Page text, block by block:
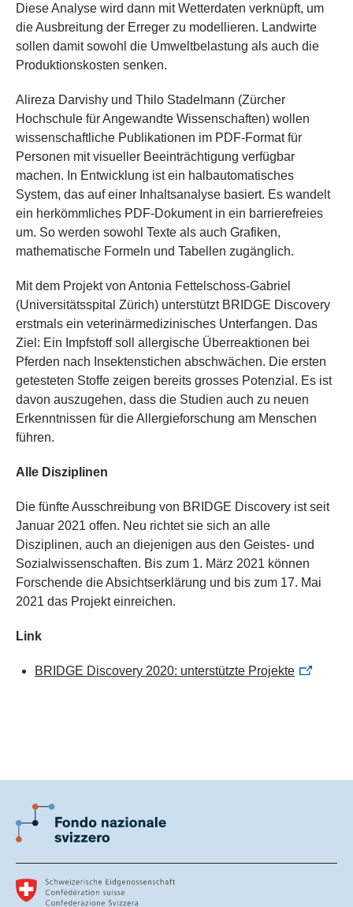
Diese Analyse wird dann mit Wetterdaten verknüpft, um
die Ausbreitung der Erreger zu modellieren. Landwirte
sollen damit sowohl die Umweltbelastung als auch die
Produktionskosten senken.
Alireza Darvishy und Thilo Stadelmann (Zürcher
Hochschule für Angewandte Wissenschaften) wollen
wissenschaftliche Publikationen im PDF-Format für
Personen mit visueller Beeinträchtigung verfügbar
machen. In Entwicklung ist ein halbautomatisches
System, das auf einer Inhaltsanalyse basiert. Es wandelt
ein herkömmliches PDF-Dokument in ein barrierefreies
um. So werden sowohl Texte als auch Grafiken,
mathematische Formeln und Tabellen zugänglich.
Mit dem Projekt von Antonia Fettelschoss-Gabriel
(Universitätsspital Zürich) unterstützt BRIDGE Discovery
erstmals ein veterinärmedizinisches Unterfangen. Das
Ziel: Ein Impfstoff soll allergische Überreaktionen bei
Pferden nach Insektenstichen abschwächen. Die ersten
getesteten Stoffe zeigen bereits grosses Potenzial. Es ist
davon auszugehen, dass die Studien auch zu neuen
Erkenntnissen für die Allergieforschung am Menschen
führen.
Alle Disziplinen
Die fünfte Ausschreibung von BRIDGE Discovery ist seit
Januar 2021 offen. Neu richtet sie sich an alle
Disziplinen, auch an diejenigen aus den Geistes- und
Sozialwissenschaften. Bis zum 1. März 2021 können
Forschende die Absichtserklärung und bis zum 17. Mai
2021 das Projekt einreichen.
Link
BRIDGE Discovery 2020: unterstützte Projekte